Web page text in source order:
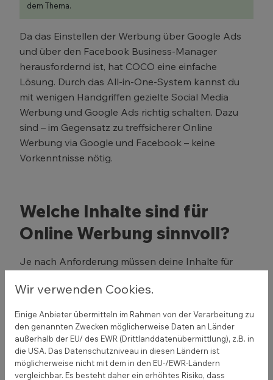
dem Thema.
Da das Einstellen der Werbung über Google Ads
und über den Facebook Business-Manager
herausfordernd ist, hat COCO eine einfache
Lösung. Durch das All-in-One-System kannst du
mit wenigen Handgriffen gezielte Social Media
Werbung und Google Ads richtig schalten. Dazu
sind – im Gegensatz zu treffsicherer Online
Werbung via Google und Facebook – keine
Vorkenntnisse nötig.
Welche Inhalte sind für
Online Werbung sinnvoll?
Je nach Anforderung müssen deine Inhalte für
sein. Für Postings auf Social Media eignen sich
können direkt auf deine Produkte oder eine
Werbebotschaft hinweisen, die du platzieren
möchtest. Für Google Ads sind Inhalte auf deiner
Website interessanter. Hier lassen sich konkrete
Wir verwenden Cookies.
Einige Anbieter übermitteln im Rahmen von der Verarbeitung zu
den genannten Zwecken möglicherweise Daten an Länder
außerhalb der EU/ des EWR (Drittlanddatenübermittlung), z.B. in
die USA. Das Datenschutzniveau in diesen Ländern ist
möglicherweise nicht mit dem in den EU-/EWR-Ländern
vergleichbar. Es besteht daher ein erhöhtes Risiko, dass